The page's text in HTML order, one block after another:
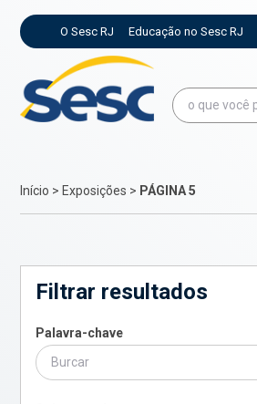
O Sesc RJ Educação no Sesc RJ
Início > Exposições > PÁGINA 5
Filtrar resultados
Palavra-chave